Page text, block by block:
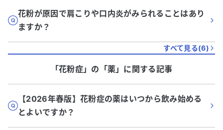
花粉が原因で肩こりや口内炎がみられることはあり
ますか？
すべて見る(6)
「花粉症」 の「薬」に関する記事
【2026年春版】花粉症の薬はいつから飲み始める
とよいですか？